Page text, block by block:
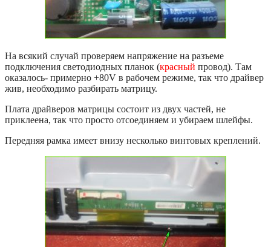
На всякий случай проверяем напряжение на разъеме
подключения светодиодных планок (красный провод). Там
оказалось- примерно +80V в рабочем режиме, так что драйвер
жив, необходимо разбирать матрицу.
Плата драйверов матрицы состоит из двух частей, не
приклеена, так что просто отсоединяем и убираем шлейфы.
Передняя рамка имеет внизу несколько винтовых креплений.